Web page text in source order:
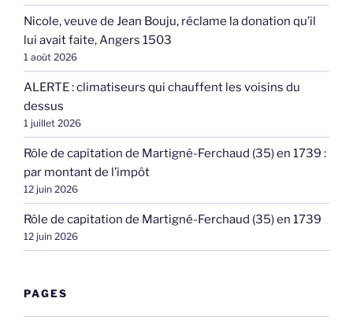
Nicole, veuve de Jean Bouju, réclame la donation qu’il
lui avait faite, Angers 1503
1 août 2026
ALERTE : climatiseurs qui chauffent les voisins du
dessus
1 juillet 2026
Rôle de capitation de Martigné-Ferchaud (35) en 1739 :
par montant de l’impôt
12 juin 2026
Rôle de capitation de Martigné-Ferchaud (35) en 1739
12 juin 2026
PAGES